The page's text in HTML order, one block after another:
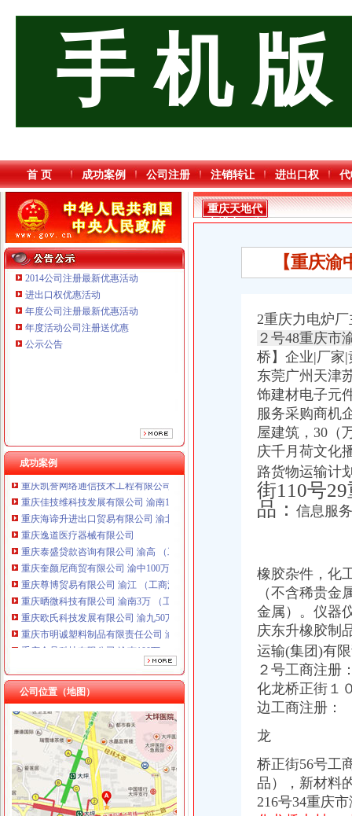
手 机 版
首 页 成功案例 公司注册 注销转让 进出口权
2014公司注册最新优惠活动
进出口权优惠活动
年度公司注册最新优惠活动
年度活动公司注册送优惠
公示公告
成功案例
重庆海谛升进出口贸易有限公司 渝北100万 （进出口权）
重庆逸道医疗器械有限公司
重庆泰盛贷款咨询有限公司 渝高 （工商注册）
重庆奎颜尼商贸有限公司 渝中100万 （工商注册）
重庆尊博贸易有限公司 渝江 （工商注册）
重庆晒微科技有限公司 渝南3万 （工商注册）
重庆欧氏科技发展有限公司 渝九50万 （进出口权）
重庆市明诚塑料制品有限责任公司 渝高100万 （进出口权）
重庆金品科技有限公司 渝南100万 （进出口权）
重庆凯誉网络通信技术工程有限公司 渝中300万 （工商变更）
重庆海谛升进出口贸易有限公司 渝北100万 （进出口权）
重庆逸道医疗器械有限公司
重庆泰盛贷款咨询有限公司 渝高 （工商注册）
重庆奎颜尼商贸有限公司 渝中100万 （工商注册）
重庆尊博贸易有限公司 渝江 （工商注册）
重庆晒微科技有限公司 渝南3万 （工商注册）
重庆欧氏科技发展有限公司 渝九50万 （进出口权）
重庆市明诚塑料制品有限责任公司 渝高100万 （进出口权）
重庆金品科技有限公司 渝南100万 （进出口权）
公司位置（地图）
重庆天地代办进出口公司
【重庆北京天地顺聘货运代理公司】网点,地址,电话,营业时间-大
重庆易亿服装贸易有限公司,主营：服装服饰,箱包设计及销售；品
重庆市衣服快递到爱尔兰价格门到门国际包税出口服务（图）-供应信
重庆天地写字楼写字楼出售,底价付6万（企业天地进出口食品超市
重庆天地代
办进出口公
【重庆
2重庆力电炉
２号48重庆市
桥】企业|厂家
东莞广州天津
饰建材电子元
服务采购商机
屋建筑，30（
庆千月荷文化
路货物运输计
街110号
品： 信息服
橡胶杂件，化
（不含稀贵
金属）。 仪器
庆东升橡胶制
运输(集团)有
２号工商注册
化龙桥正街１
边工商注册：
龙
桥正街56号工
品），新材料
216号34重庆